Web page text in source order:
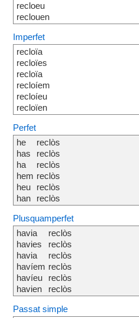
recloeu
reclouen
Imperfet
recloïa
recloïes
recloïa
recloíem
recloíeu
recloïen
Perfet
he
has
ha
hem
heu
han
reclòs
reclòs
reclòs
reclòs
reclòs
reclòs
Plusquamperfet
havia
havies
havia
havíem
havíeu
havien
reclòs
reclòs
reclòs
reclòs
reclòs
reclòs
Passat simple